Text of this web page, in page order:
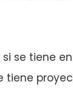
se tiene